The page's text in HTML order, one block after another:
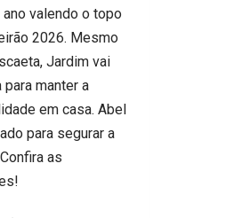
valendo o topo
2026. Mesmo
Jardim vai
para manter a
em casa. Abel
para segurar a
as